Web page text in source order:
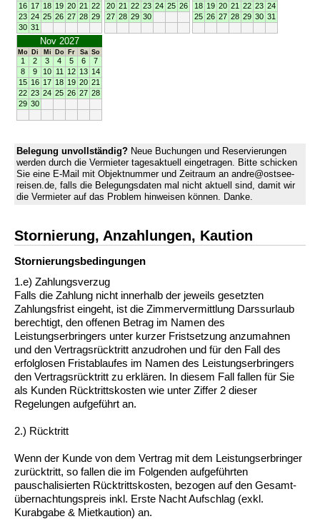
16 17 18 19 20 21 22
23 24 25 26 27 28 29
30 31
20 21 22 23 24 25 26
27 28 29 30
18 19 20 21 22 23 24
25 26 27 28 29 30 31
Nov 2027
Mo Di Mi Do Fr Sa So
1 2 3 4 5 6
7
8
9 10 11 12 13 14
15 16 17 18 19 20 21
22 23 24 25 26 27 28
29 30
Belegung unvollständig? Neue Buchungen und Reservierungen
werden durch die Vermieter tagesaktuell eingetragen. Bitte schicken
Sie eine E-Mail mit Objektnummer und Zeitraum an andre@ostsee-
reisen.de, falls die Belegungsdaten mal nicht aktuell sind, damit wir
die Vermieter auf das Problem hinweisen können. Danke.
Stornierung, Anzahlungen, Kaution
Stornierungs­bedingungen
1.e) Zahlungsverzug
Falls die Zahlung nicht innerhalb der jeweils gesetzten
Zahlungsfrist eingeht, ist die Zimmervermittlung Darssurlaub
berechtigt, den offenen Betrag im Namen des
Leistungserbringers unter kurzer Fristsetzung anzumahnen
und den Vertragsrücktritt anzudrohen und für den Fall des
erfolglosen Fristablaufes im Namen des Leistungserbringers
den Vertragsrücktritt zu erklären. In diesem Fall fallen für Sie
als Kunden Rücktrittskosten wie unter Ziffer 2 dieser
Regelungen aufgeführt an.
2.) Rücktritt
Wenn der Kunde von dem Vertrag mit dem Leistungserbringer
zurücktritt, so fallen die im Folgenden aufgeführten
pauschalisierten Rücktrittskosten, bezogen auf den Gesamt-
übernachtungspreis inkl. Erste Nacht Aufschlag (exkl.
Kurabgabe & Mietkaution) an.